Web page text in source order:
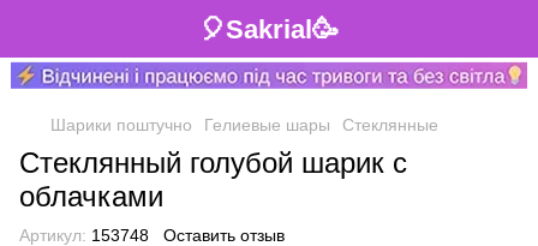
🎈Sakrial🥳
Шарики поштучно Гелиевые шары Стеклянные
Стеклянный голубой шарик с
облачками
Артикул: 153748 Оставить отзыв